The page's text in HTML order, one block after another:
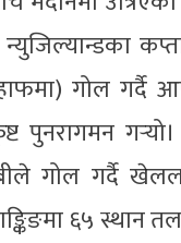
गोल गर्दै
पुनरागमन
गोल गर्दै
६५ स्थान